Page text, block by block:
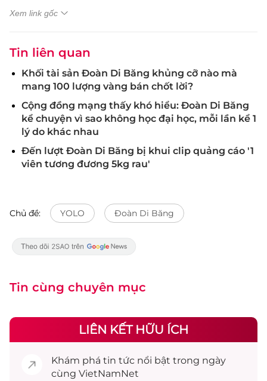
Xem link gốc
Tin liên quan
Khối tài sản Đoàn Di Băng khủng cỡ nào mà
mang 100 lượng vàng bán chốt lời?
Cộng đồng mạng thấy khó hiểu: Đoàn Di Băng
kể chuyện vì sao không học đại học, mỗi lần kể 1
lý do khác nhau
Đến lượt Đoàn Di Băng bị khui clip quảng cáo '1
viên tương đương 5kg rau'
Chủ đề: YOLO Đoàn Di Băng
Tin cùng chuyên mục
LIÊN KẾT HỮU ÍCH
Khám phá tin tức nổi bật trong ngày
cùng VietNamNet